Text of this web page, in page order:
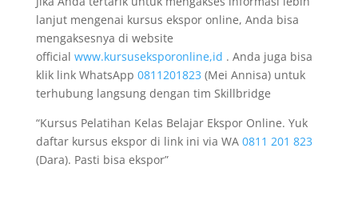
lanjut mengenai kursus ekspor online, Anda bisa
mengaksesnya di website
official www.kursuseksporonline,id . Anda juga bisa
klik link WhatsApp 0811201823 (Mei Annisa) untuk
terhubung langsung dengan tim Skillbridge
“Kursus Pelatihan Kelas Belajar Ekspor Online. Yuk
daftar kursus ekspor di link ini via WA 0811 201 823
(Dara). Pasti bisa ekspor”